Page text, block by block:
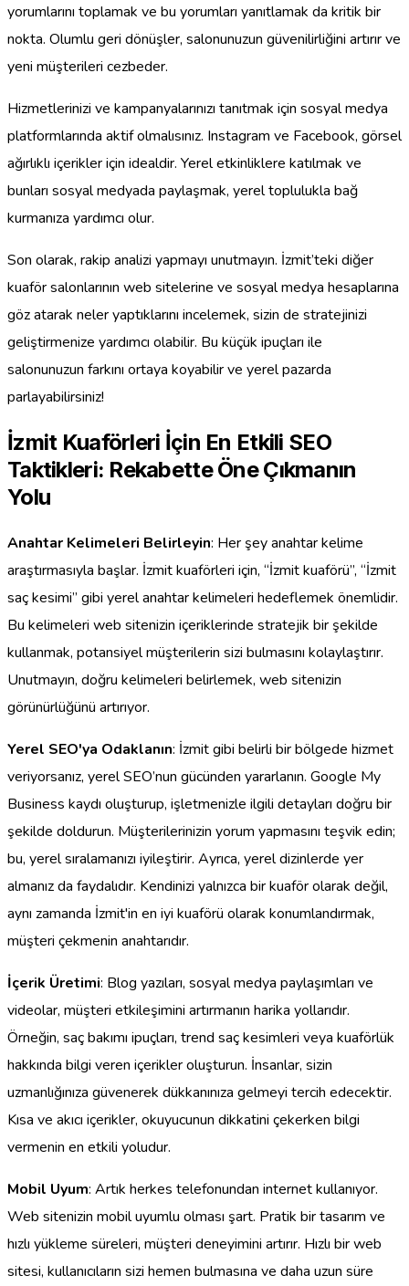
yorumlarını toplamak ve bu yorumları yanıtlamak da kritik bir
nokta. Olumlu geri dönüşler, salonunuzun güvenilirliğini artırır ve
yeni müşterileri cezbeder.
Hizmetlerinizi ve kampanyalarınızı tanıtmak için sosyal medya
platformlarında aktif olmalısınız. Instagram ve Facebook, görsel
ağırlıklı içerikler için idealdir. Yerel etkinliklere katılmak ve
bunları sosyal medyada paylaşmak, yerel toplulukla bağ
kurmanıza yardımcı olur.
Son olarak, rakip analizi yapmayı unutmayın. İzmit’teki diğer
kuaför salonlarının web sitelerine ve sosyal medya hesaplarına
göz atarak neler yaptıklarını incelemek, sizin de stratejinizi
geliştirmenize yardımcı olabilir. Bu küçük ipuçları ile
salonunuzun farkını ortaya koyabilir ve yerel pazarda
parlayabilirsiniz!
İzmit Kuaförleri İçin En Etkili SEO
Taktikleri: Rekabette Öne Çıkmanın
Yolu
Anahtar Kelimeleri Belirleyin: Her şey anahtar kelime
araştırmasıyla başlar. İzmit kuaförleri için, “İzmit kuaförü”, “İzmit
saç kesimi” gibi yerel anahtar kelimeleri hedeflemek önemlidir.
Bu kelimeleri web sitenizin içeriklerinde stratejik bir şekilde
kullanmak, potansiyel müşterilerin sizi bulmasını kolaylaştırır.
Unutmayın, doğru kelimeleri belirlemek, web sitenizin
görünürlüğünü artırıyor.
Yerel SEO'ya Odaklanın: İzmit gibi belirli bir bölgede hizmet
veriyorsanız, yerel SEO’nun gücünden yararlanın. Google My
Business kaydı oluşturup, işletmenizle ilgili detayları doğru bir
şekilde doldurun. Müşterilerinizin yorum yapmasını teşvik edin;
bu, yerel sıralamanızı iyileştirir. Ayrıca, yerel dizinlerde yer
almanız da faydalıdır. Kendinizi yalnızca bir kuaför olarak değil,
aynı zamanda İzmit'in en iyi kuaförü olarak konumlandırmak,
müşteri çekmenin anahtarıdır.
İçerik Üretimi: Blog yazıları, sosyal medya paylaşımları ve
videolar, müşteri etkileşimini artırmanın harika yollarıdır.
Örneğin, saç bakımı ipuçları, trend saç kesimleri veya kuaförlük
hakkında bilgi veren içerikler oluşturun. İnsanlar, sizin
uzmanlığınıza güvenerek dükkanınıza gelmeyi tercih edecektir.
Kısa ve akıcı içerikler, okuyucunun dikkatini çekerken bilgi
vermenin en etkili yoludur.
Mobil Uyum: Artık herkes telefonundan internet kullanıyor.
Web sitenizin mobil uyumlu olması şart. Pratik bir tasarım ve
hızlı yükleme süreleri, müşteri deneyimini artırır. Hızlı bir web
sitesi, kullanıcıların sizi hemen bulmasına ve daha uzun süre